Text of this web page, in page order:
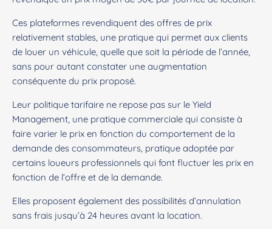
Ces plateformes revendiquent des offres de prix
relativement stables, une pratique qui permet aux clients
de louer un véhicule, quelle que soit la période de l’année,
sans pour autant constater une augmentation
conséquente du prix proposé.
Leur politique tarifaire ne repose pas sur le Yield
Management, une pratique commerciale qui consiste à
faire varier le prix en fonction du comportement de la
demande des consommateurs, pratique adoptée par
certains loueurs professionnels qui font fluctuer les prix en
fonction de l’offre et de la demande.
Elles proposent également des possibilités d’annulation
sans frais jusqu’à 24 heures avant la location.